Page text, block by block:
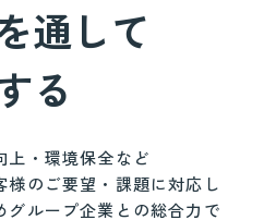
通して
る
上・環境保全など
のご要望・課題に対応し
ループ企業との総合力で